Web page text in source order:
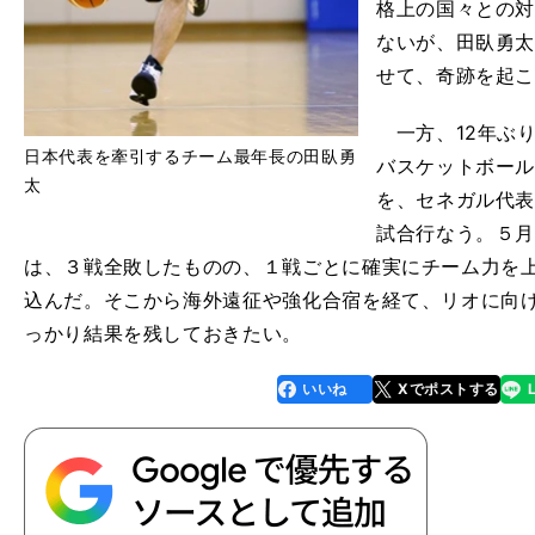
日本代表を牽引するチーム最年長の田臥勇
太
格上の国々との
ないが、田臥勇
せて、奇跡を起
一方、12年ぶ
バスケットボー
を、セネガル代
試合行なう。５
は、３戦全敗したものの、１戦ごとに確実にチーム力を
込んだ。そこから海外遠征や強化合宿を経て、リオに向
っかり結果を残しておきたい。
faceboo
k
いいね Xでポストする
line